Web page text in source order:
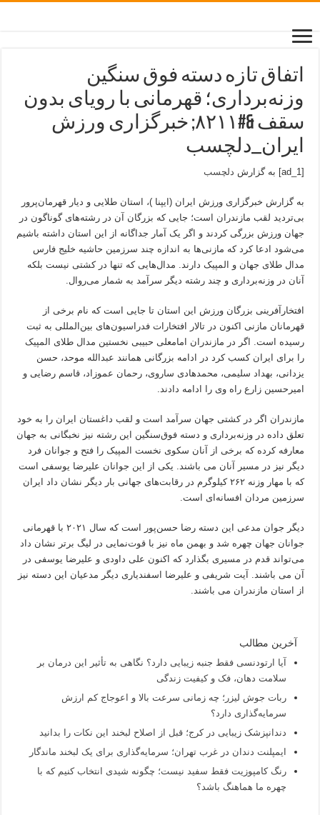
اتفاق تازه دسته فوق سنگین
وزنه‌برداری؛ قهرمانی با رویای بدون
سقف &#۸۲۱۱; خبرگزاری ورزش
ایران_دلچسب
[ad_1] به گزارش دلچسب
به گزارش خبرگزاری ورزش ایران (ایپنا )، استان طلایی و دیار قهرمان‌پرور
بی‌تردید لقب مازندران است؛ جایی که بزرگان آن در رشته‌های گوناگون در
جهان ورزش بزرگی کردند و اگر یک آمار جداگانه از این استان داشته باشیم
می‌شود ادعا کرد که مازنی‌ها به اندازه چند سرزمین حاشیه خلیج فارس
مدال طلای جهان و المپیک دارند. مدال‌هایی که تنها در کشتی نیست بلکه
آنان در وزنه‌برداری و چند رشته دیگر سرآمد به شمار می‌روال.
افتخارآفرینی بزرگان ورزش این استان تا جایی است که نام برخی از
قهرمانان مازنی اکنون در تالار افتخارات فدراسیون‌های بین‌المللی به ثبت
رسیده است. اگر در مازندران امامعلی حبیبی نخستین مدال طلای المپیک
را برای ایران کسب کرد در ادامه بزرگانی همانند عبدالله موحد، حسن
یزدانی، بهداد سلیمی، محمدهادی ساروی، رحمان عموزاد، قاسم رضایی و
امیرحسین زارع راه وی را ادامه دادند.
مازندران اگر در کشتی جهان سرآمد است و لقب داغستان ایران را به خود
تعلق داده در وزنه‌برداری و دسته فوق‌سنگین این رشته نیز نخبگانی به جهان
معارفه کرده که برخی از آنان سکوی نخست المپیک را فتح و جوانان فرد
دیگر نیز در مسیر آنان می باشند. یکی از این جوانان علیرضا یوسفی است
که با مهار وزنه ۲۶۲ کیلوگرم در رقابت‌های جهانی بار دیگر نشان داد ایران
سرزمین مردان افسانه‌ای است.
دیگر جوان مدعی این دسته رضا حسن‌پور است که سال ۲۰۲۱ با قهرمانی
جوانان جهان چهره شد و بهمن ماه نیز با قوت‌نمایی در لیگ برتر نشان داد
می‌تواند قدم در مسیری بگذارد که اکنون علی داودی و علیرضا یوسفی در
آن می باشند. آیت شریفی و علیرضا اسفندیاری دیگر مدعیان این دسته نیز
از استان مازندران می باشند.
آخرین مطالب
آیا ارتودنسی فقط جنبه زیبایی دارد؟ نگاهی به تأثیر این درمان بر
سلامت دهان، فک و کیفیت زندگی
ربات جوش لیزر؛ چه زمانی سرعت بالا و اعوجاج کم ارزش
سرمایه‌گذاری دارد؟
دندانپزشک زیبایی در کرج؛ قبل از اصلاح لبخند این نکات را بدانید
ایمپلنت دندان در غرب تهران؛ سرمایه‌گذاری برای یک لبخند ماندگار
رنگ کامپوزیت فقط سفید نیست؛ چگونه شیدی انتخاب کنیم که با
چهره ما هماهنگ باشد؟